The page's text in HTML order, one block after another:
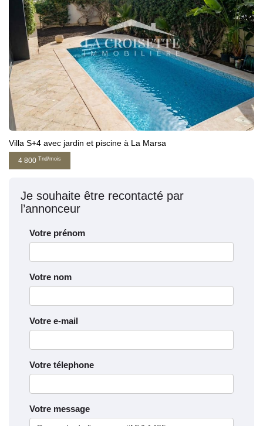
Villa S+4 avec jardin et piscine à La Marsa
4 800 Tnd/mois
Je souhaite être recontacté par
l’annonceur
Votre prénom
Votre nom
Votre e-mail
Votre télephone
Votre message